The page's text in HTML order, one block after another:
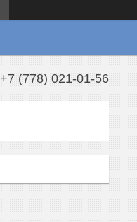
+7 (778) 021-01-56